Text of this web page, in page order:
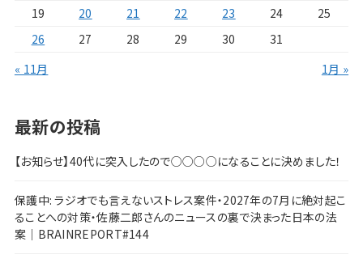
19
20 21 22 23 24
25
26
27 28 29 30
31
« 11月
1月 »
最新の投稿
【お知らせ】40代に突入したので○○○○になることに決めました！
保護中: ラジオでも言えないストレス案件・2027年の7月に絶対起こ
ることへの対策・佐藤二郎さんのニュースの裏で決まった日本の法
案｜BRAINREPORT#144